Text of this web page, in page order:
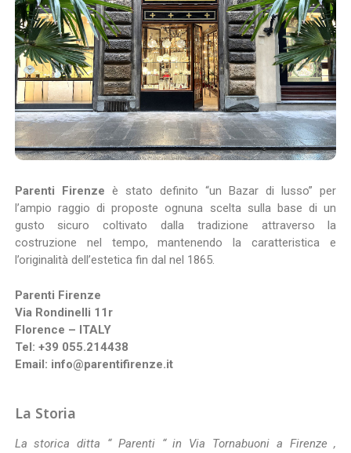
Parenti Firenze è stato definito “un Bazar di lusso” per
l’ampio raggio di proposte ognuna scelta sulla base di un
gusto sicuro coltivato dalla tradizione attraverso la
costruzione nel tempo, mantenendo la caratteristica e
l’originalità dell’estetica fin dal nel 1865.
Parenti Firenze
Via Rondinelli 11r
Florence – ITALY
Tel: +39 055.214438
Email: info@parentifirenze.it
La Storia
La storica ditta “ Parenti “ in Via Tornabuoni a Firenze ,